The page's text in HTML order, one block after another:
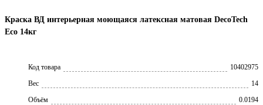
Краска ВД интерьерная моющаяся латексная матовая DecoTech
Eco 14кг
Код товара
10402975
Вес
14
Объём
0.0194